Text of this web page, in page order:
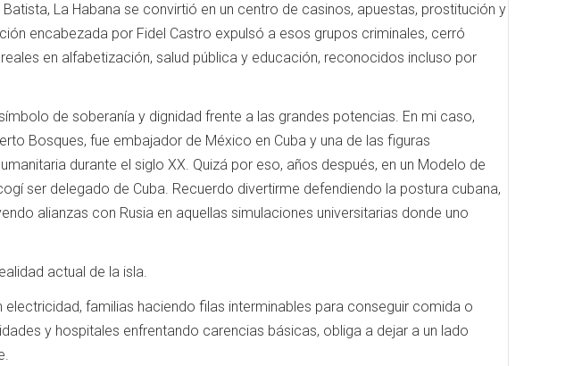
La Habana se convirtió en un centro de casinos, apuestas, prostitución y
encabezada por Fidel Castro expulsó a esos grupos criminales, cerró
en alfabetización, salud pública y educación, reconocidos incluso por
de soberanía y dignidad frente a las grandes potencias. En mi caso,
Bosques, fue embajador de México en Cuba y una de las figuras
durante el siglo XX. Quizá por eso, años después, en un Modelo de
ser delegado de Cuba. Recuerdo divertirme defendiendo la postura cubana,
alianzas con Rusia en aquellas simulaciones universitarias donde uno
actual de la isla.
familias haciendo filas interminables para conseguir comida o
y hospitales enfrentando carencias básicas, obliga a dejar a un lado